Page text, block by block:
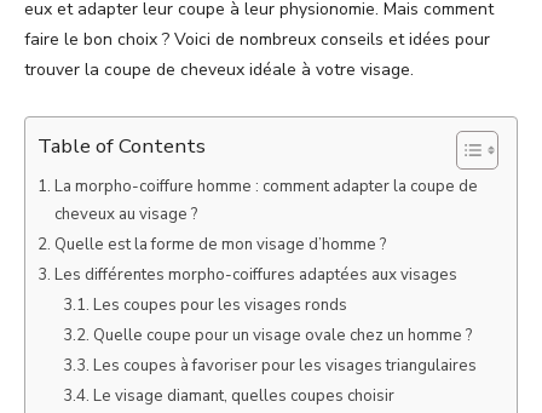
eux et adapter leur coupe à leur physionomie. Mais comment
faire le bon choix ? Voici de nombreux conseils et idées pour
trouver la coupe de cheveux idéale à votre visage.
Table of Contents
La morpho-coiffure homme : comment adapter la coupe de
cheveux au visage ?
Quelle est la forme de mon visage d’homme ?
Les différentes morpho-coiffures adaptées aux visages
Les coupes pour les visages ronds
Quelle coupe pour un visage ovale chez un homme ?
Les coupes à favoriser pour les visages triangulaires
Le visage diamant, quelles coupes choisir